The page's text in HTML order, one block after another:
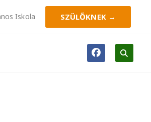
Iskola SZÜLŐKNEK →